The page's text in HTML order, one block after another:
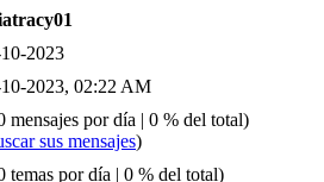
2023
2023, 02:22 AM
mensajes por día | 0 % del total)
sus mensajes)
temas por día | 0 % del total)